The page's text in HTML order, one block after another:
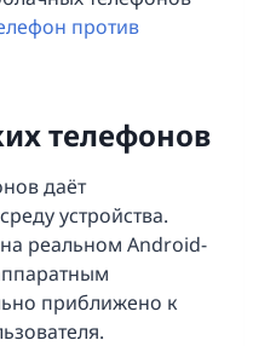
против
телефонов
даёт
устройства.
реальном Android-
приближено к